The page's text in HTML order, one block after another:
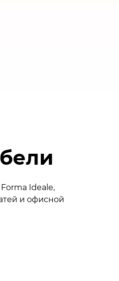
Ideale,
и офисной